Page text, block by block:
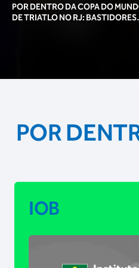
POR DENTRO DA COPA DO
DE TRIATLO NO RJ: BASTIDORES,
POR
IOB